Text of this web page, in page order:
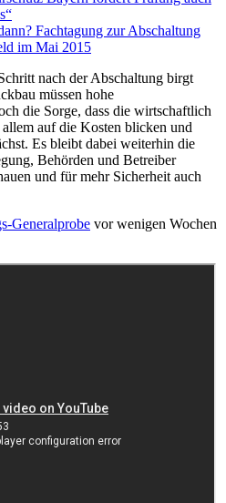
Fachtagung zur Abschaltung
im Mai 2015
nach der Abschaltung birgt
müssen hohe
die Sorge, dass die wirtschaftlich
auf die Kosten blicken und
Es bleibt dabei weiterhin die
Behörden und Betreiber
und für mehr Sicherheit auch
Generalprobe vor wenigen Wochen